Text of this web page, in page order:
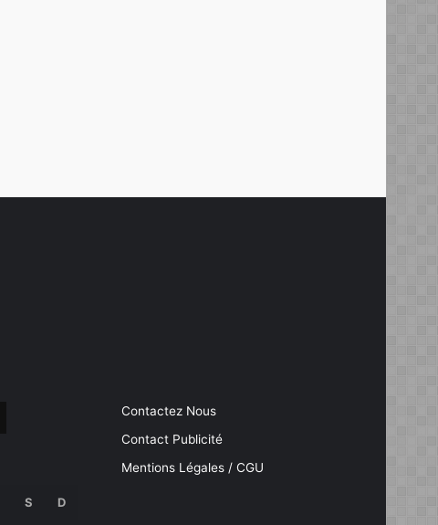
S D
Contactez Nous
Contact Publicité
Mentions Légales / CGU